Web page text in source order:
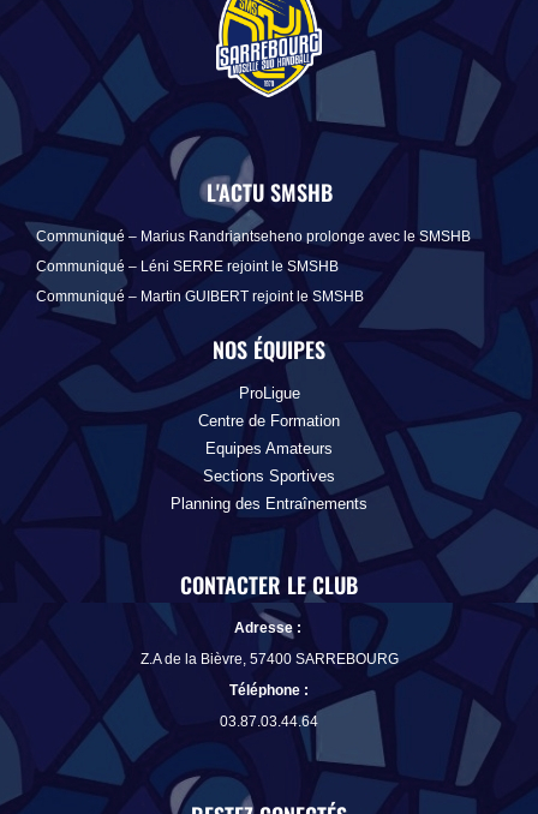
L'ACTU SMSHB
Communiqué – Marius Randriantseheno prolonge avec le SMSHB
Communiqué – Léni SERRE rejoint le SMSHB
Communiqué – Martin GUIBERT rejoint le SMSHB
NOS ÉQUIPES
ProLigue
Centre de Formation
Equipes Amateurs
Sections Sportives
Planning des Entraînements
CONTACTER LE CLUB
Adresse :
Z.A de la Bièvre, 57400 SARREBOURG
Téléphone :
03.87.03.44.64